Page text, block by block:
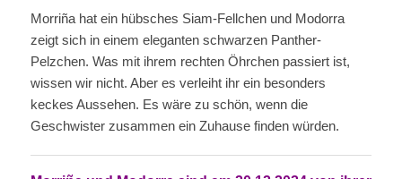
Morriña hat ein hübsches Siam-Fellchen und Modorra
zeigt sich in einem eleganten schwarzen Panther-
Pelzchen. Was mit ihrem rechten Öhrchen passiert ist,
wissen wir nicht. Aber es verleiht ihr ein besonders
keckes Aussehen. Es wäre zu schön, wenn die
Geschwister zusammen ein Zuhause finden würden.